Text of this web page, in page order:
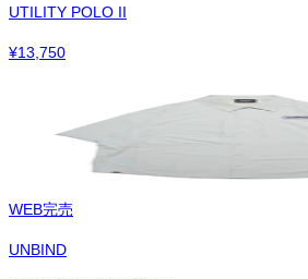
UTILITY POLO II
¥13,750
WEB完売
UNBIND